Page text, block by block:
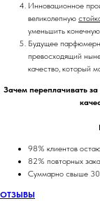
Инновационное
великолепную
уменьшить
Будущее
превосходящий
качество, который
Зачем переплачивать
98% клиентов
82% повторных
Суммарно свыше
ОТЗЫВЫ